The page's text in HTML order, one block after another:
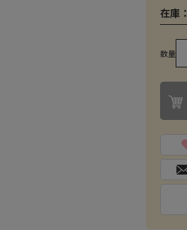
在庫：
数量